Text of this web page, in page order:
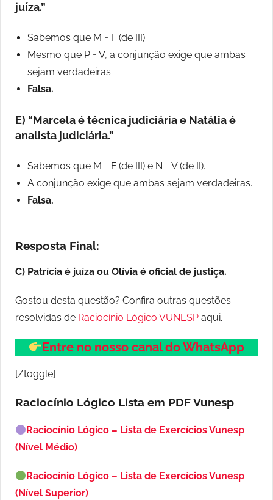
juíza.”
Sabemos que M = F (de III).
Mesmo que P = V, a conjunção exige que ambas
sejam verdadeiras.
Falsa.
E) “Marcela é técnica judiciária e Natália é
analista judiciária.”
Sabemos que M = F (de III) e N = V (de II).
A conjunção exige que ambas sejam verdadeiras.
Falsa.
Resposta Final:
C) Patrícia é juíza ou Olívia é oficial de justiça.
Gostou desta questão? Confira outras questões
resolvidas de Raciocínio Lógico VUNESP aqui.
Entre no nosso canal do WhatsApp
[/toggle]
Raciocínio Lógico Lista em PDFVunesp
Raciocínio Lógico – Lista de Exercícios Vunesp
(Nível Médio)
Raciocínio Lógico – Lista de Exercícios Vunesp
(Nível Superior)